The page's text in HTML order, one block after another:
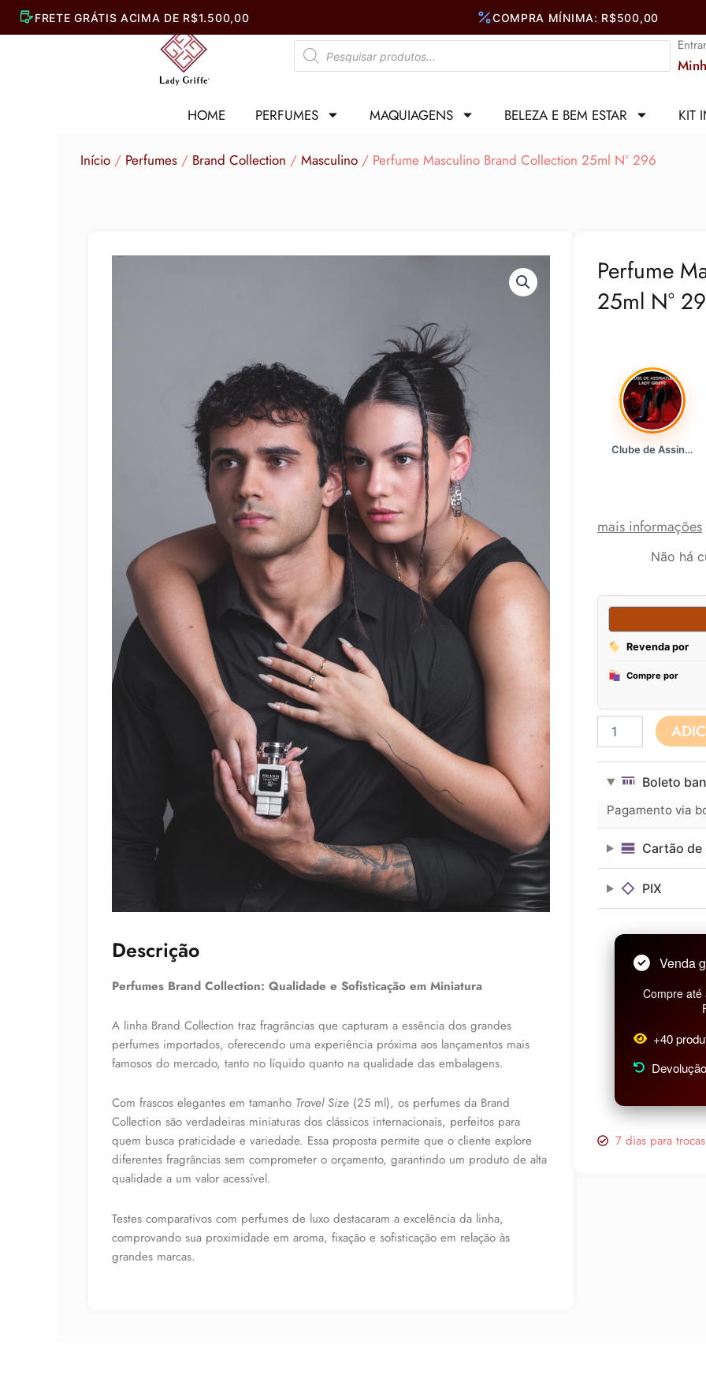
Pesquisar
produtos
HOME PERFUMES MAQUIAGENS BELEZA E BEM ESTAR KIT
Início / Perfumes / Brand Collection / Masculino / Perfume Masculino Brand Collection 25ml N° 296
Descrição
Perfumes Brand Collection: Qualidade e Sofisticação em Miniatura
A linha Brand Collection traz fragrâncias que capturam a essência dos grandes
perfumes importados, oferecendo uma experiência próxima aos lançamentos mais
famosos do mercado, tanto no líquido quanto na qualidade das embalagens.
Com frascos elegantes em tamanho Travel Size (25 ml), os perfumes da Brand
Collection são verdadeiras miniaturas dos clássicos internacionais, perfeitos para
quem busca praticidade e variedade. Essa proposta permite que o cliente explore
diferentes fragrâncias sem comprometer o orçamento, garantindo um produto de alta
qualidade a um valor acessível.
Testes comparativos com perfumes de luxo destacaram a excelência da linha,
comprovando sua proximidade em aroma, fixação e sofisticação em relação às
grandes marcas.
Perfume
25ml N°
Clube de Assinatura Lady Griffe
mais informações
Não há
Masculino
25ml
296
quantidade
Boleto
Pagamento via
Cartão de
PIX
Venda
Compre até
+40
7 dias para